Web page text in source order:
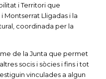
i Territori que
Montserrat Lligadas i la
coordinada per la
de la Junta que permet
socis i sòcies i fins i tot
vinculades a algun